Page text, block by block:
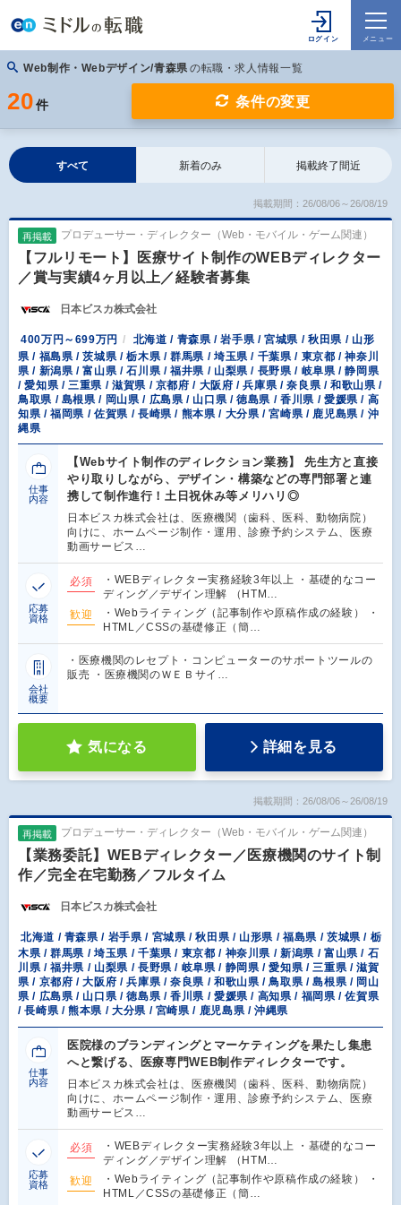
Web制作・Webデザイン/青森県 の転職・求人情報一覧
20 件 条件の変更
すべて 新着のみ 掲載終了間近
掲載期間：26/08/06～26/08/19
再掲載 プロデューサー・ディレクター（Web・モバイル・ゲーム関連）
【フルリモート】医療サイト制作のWEBディレクター
／賞与実績4ヶ月以上／経験者募集
日本ビスカ株式会社
400万円～699万円
北海道 / 青森県 / 岩手県 / 宮城県 / 秋田県 / 山形
県 / 福島県 / 茨城県 / 栃木県 / 群馬県 / 埼玉県 / 千葉県 / 東京都 / 神奈川
県 / 新潟県 / 富山県 / 石川県 / 福井県 / 山梨県 / 長野県 / 岐阜県 / 静岡県
/ 愛知県 / 三重県 / 滋賀県 / 京都府 / 大阪府 / 兵庫県 / 奈良県 / 和歌山県 /
鳥取県 / 島根県 / 岡山県 / 広島県 / 山口県 / 徳島県 / 香川県 / 愛媛県 / 高
知県 / 福岡県 / 佐賀県 / 長崎県 / 熊本県 / 大分県 / 宮崎県 / 鹿児島県 / 沖
縄県
仕事
内容
【Webサイト制作のディレクション業務】 先生方と直接
やり取りしながら、デザイン・構築などの専門部署と連
携して制作進行！土日祝休み等メリハリ◎
日本ビスカ株式会社は、医療機関（歯科、医科、動物病院）
向けに、ホームページ制作・運用、診療予約システム、医療
動画サービス…
応募
資格
必須
・WEBディレクター実務経験3年以上 ・基礎的なコー
ディング／デザイン理解 （HTM…
歓迎
・Webライティング（記事制作や原稿作成の経験） ・
HTML／CSSの基礎修正（簡…
会社
概要
・医療機関のレセプト・コンピューターのサポートツールの
販売 ・医療機関のＷＥＢサイ…
気になる 詳細を見る
掲載期間：26/08/06～26/08/19
再掲載 プロデューサー・ディレクター（Web・モバイル・ゲーム関連）
【業務委託】WEBディレクター／医療機関のサイト制
作／完全在宅勤務／フルタイム
日本ビスカ株式会社
北海道 / 青森県 / 岩手県 / 宮城県 / 秋田県 / 山形県 / 福島県 / 茨城県 / 栃
木県 / 群馬県 / 埼玉県 / 千葉県 / 東京都 / 神奈川県 / 新潟県 / 富山県 / 石
川県 / 福井県 / 山梨県 / 長野県 / 岐阜県 / 静岡県 / 愛知県 / 三重県 / 滋賀
県 / 京都府 / 大阪府 / 兵庫県 / 奈良県 / 和歌山県 / 鳥取県 / 島根県 / 岡山
県 / 広島県 / 山口県 / 徳島県 / 香川県 / 愛媛県 / 高知県 / 福岡県 / 佐賀県
/ 長崎県 / 熊本県 / 大分県 / 宮崎県 / 鹿児島県 / 沖縄県
仕事
内容
医院様のブランディングとマーケティングを果たし集患
へと繋げる、医療専門WEB制作ディレクターです。
日本ビスカ株式会社は、医療機関（歯科、医科、動物病院）
向けに、ホームページ制作・運用、診療予約システム、医療
動画サービス…
応募
資格
必須
・WEBディレクター実務経験3年以上 ・基礎的なコー
ディング／デザイン理解 （HTM…
歓迎
・Webライティング（記事制作や原稿作成の経験） ・
HTML／CSSの基礎修正（簡…